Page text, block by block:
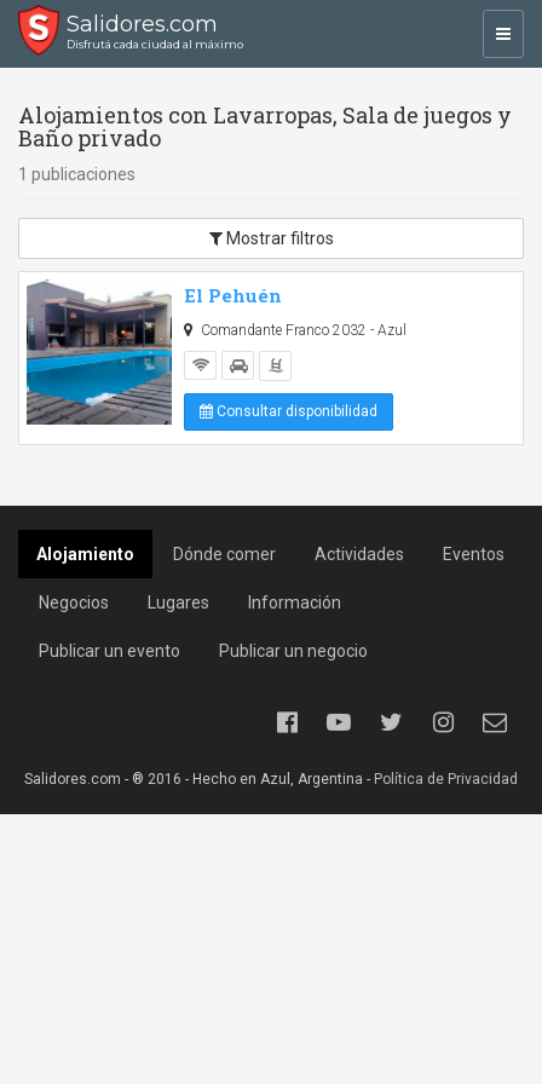
Salidores.com
Disfrutá cada ciudad al máximo
Alojamientos con Lavarropas, Sala de juegos y
Baño privado
1 publicaciones
Mostrar filtros
El Pehuén
Comandante Franco 2032 - Azul
Consultar disponibilidad
Alojamiento Dónde comer Actividades Eventos
Negocios Lugares Información
Publicar un evento Publicar un negocio
Salidores.com - ® 2016 - Hecho en Azul, Argentina - Política de Privacidad